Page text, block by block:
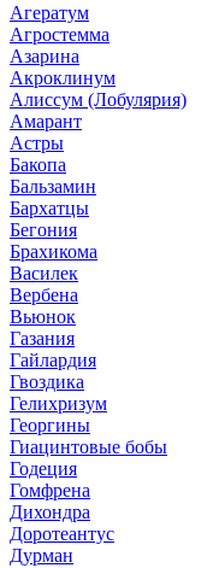
Агератум
Агростемма
Азарина
Акроклинум
Алиссум (Лобулярия)
Амарант
Астры
Бакопа
Бальзамин
Бархатцы
Бегония
Брахикома
Василек
Вербена
Вьюнок
Газания
Гайлардия
Гвоздика
Гелихризум
Георгины
Гиацинтовые бобы
Годеция
Гомфрена
Дихондра
Доротеантус
Дурман